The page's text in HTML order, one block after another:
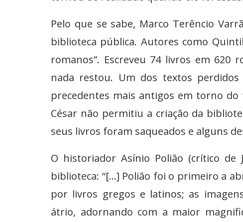
Pelo que se sabe, Marco Terêncio
biblioteca pública. Autores como
romanos”. Escreveu 74 livros em 620
nada restou. Um dos textos
precedentes mais antigos em torno do
César não permitiu a criação da
seus livros foram saqueados e alguns
O historiador Asínio Polião (crítico de
biblioteca: “[...] Polião foi o primeiro a
por livros gregos e latinos; as
átrio, adornando com a maior